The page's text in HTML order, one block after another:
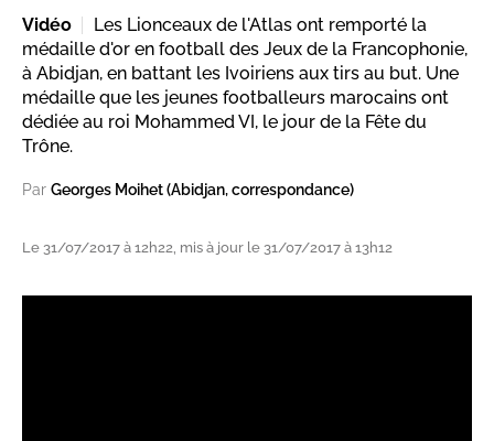
Vidéo
Les Lionceaux de l'Atlas ont remporté la
médaille d'or en football des Jeux de la Francophonie,
à Abidjan, en battant les Ivoiriens aux tirs au but. Une
médaille que les jeunes footballeurs marocains ont
dédiée au roi Mohammed VI, le jour de la Fête du
Trône.
Par Georges Moihet (Abidjan, correspondance)
Le 31/07/2017 à 12h22, mis à jour le 31/07/2017 à 13h12